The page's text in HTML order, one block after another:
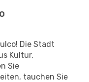
Die Stadt
Kultur,
Sie
tauchen Sie